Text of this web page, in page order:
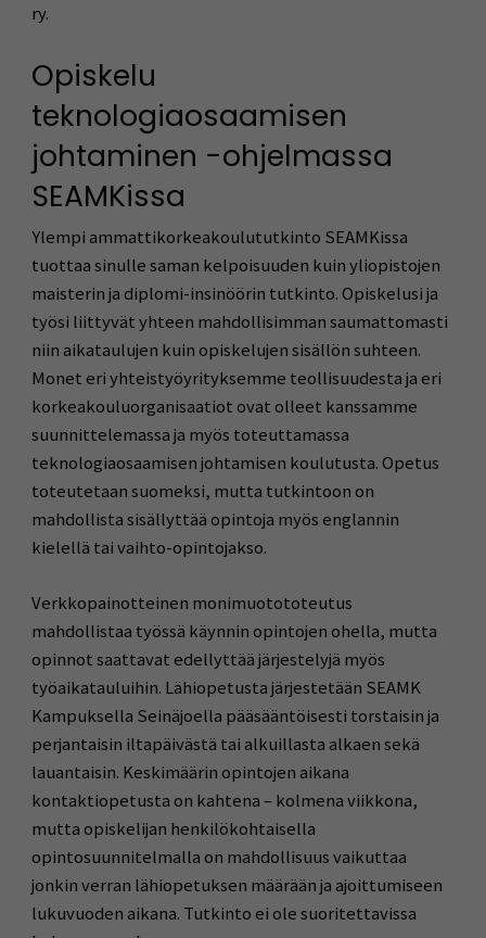
ry.
Opiskelu
teknologiaosaamisen
johtaminen -ohjelmassa
SEAMKissa
Ylempi ammattikorkeakoulututkinto SEAMKissa
tuottaa sinulle saman kelpoisuuden kuin yliopistojen
maisterin ja diplomi-insinöörin tutkinto. Opiskelusi ja
työsi liittyvät yhteen mahdollisimman saumattomasti
niin aikataulujen kuin opiskelujen sisällön suhteen.
Monet eri yhteistyöyrityksemme teollisuudesta ja eri
korkeakouluorganisaatiot ovat olleet kanssamme
suunnittelemassa ja myös toteuttamassa
teknologiaosaamisen johtamisen koulutusta. Opetus
toteutetaan suomeksi, mutta tutkintoon on
mahdollista sisällyttää opintoja myös englannin
kielellä tai vaihto-opintojakso.
Verkkopainotteinen monimuotototeutus
mahdollistaa työssä käynnin opintojen ohella, mutta
opinnot saattavat edellyttää järjestelyjä myös
työaikatauluihin. Lähiopetusta järjestetään SEAMK
Kampuksella Seinäjoella pääsääntöisesti torstaisin ja
perjantaisin iltapäivästä tai alkuillasta alkaen sekä
lauantaisin. Keskimäärin opintojen aikana
kontaktiopetusta on kahtena – kolmena viikkona,
mutta opiskelijan henkilökohtaisella
opintosuunnitelmalla on mahdollisuus vaikuttaa
jonkin verran lähiopetuksen määrään ja ajoittumiseen
lukuvuoden aikana. Tutkinto ei ole suoritettavissa